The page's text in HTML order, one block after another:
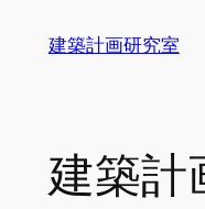
建築計画研究室
建築計